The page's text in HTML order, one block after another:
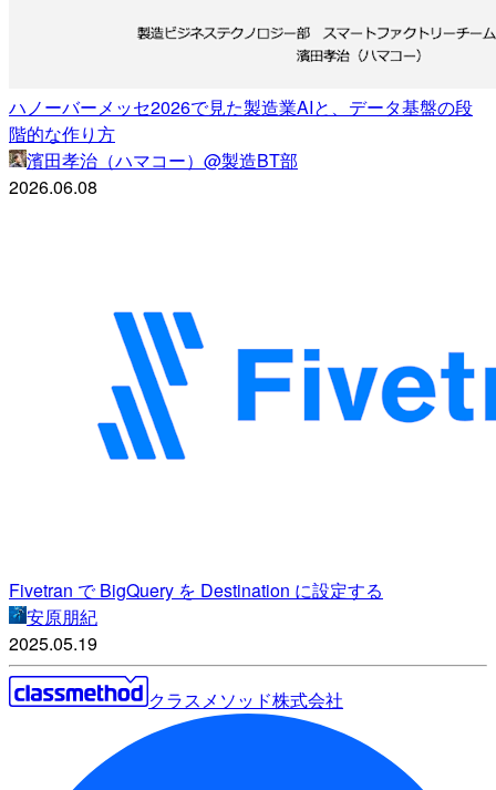
ハノーバーメッセ2026で見た製造業AIと、データ基盤の段
階的な作り方
濱田孝治（ハマコー）@製造BT部
2026.06.08
Fivetran で BigQuery を Destination に設定する
安原朋紀
2025.05.19
クラスメソッド株式会社